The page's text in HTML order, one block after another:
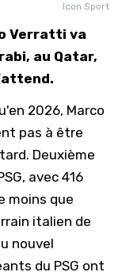
Icon Sport
Verratti va
au Qatar,
2026, Marco
pas à être
Deuxième
avec 416
moins que
italien de
nouvel
du PSG ont